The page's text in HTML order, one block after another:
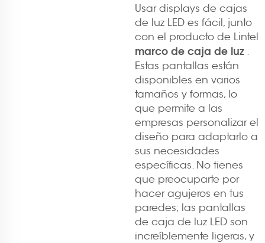
Usar displays de cajas
de luz LED es fácil, junto
con el producto de Lintel
marco de caja de luz .
Estas pantallas están
disponibles en varios
tamaños y formas, lo
que permite a las
empresas personalizar el
diseño para adaptarlo a
sus necesidades
específicas. No tienes
que preocuparte por
hacer agujeros en tus
paredes; las pantallas
de caja de luz LED son
increíblemente ligeras, y